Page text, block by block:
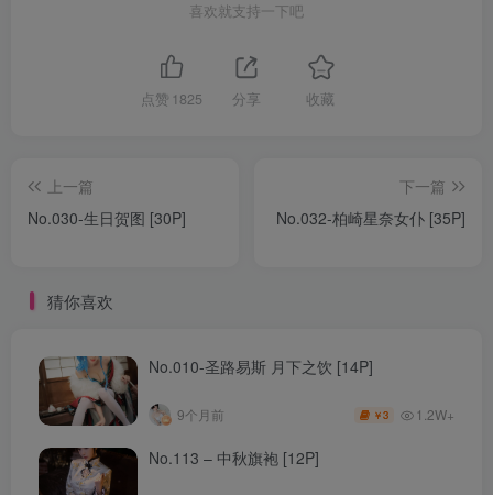
喜欢就支持一下吧
点赞 1825 分享 收藏
上一篇
No.030-生日贺图 [30P]
下一篇
No.032-柏崎星奈女仆 [35P]
猜你喜欢
No.010-圣路易斯 月下之饮 [14P]
9个月前 ￥3 1.2W+
No.113 – 中秋旗袍 [12P]